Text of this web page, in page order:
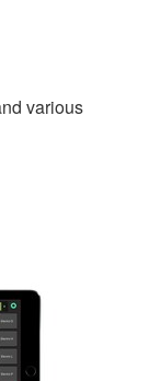
various